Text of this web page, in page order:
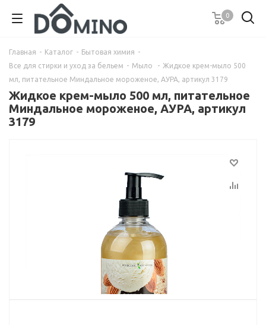
0
Главная - Каталог - Бытовая химия -
Все для стирки и уход за бельем - Мыло - Жидкое крем-мыло 500
мл, питательное Миндальное мороженое, АУРА, артикул 3179
Жидкое крем-мыло 500 мл, питательное
Миндальное мороженое, АУРА, артикул
3179